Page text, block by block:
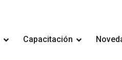
Capacitación